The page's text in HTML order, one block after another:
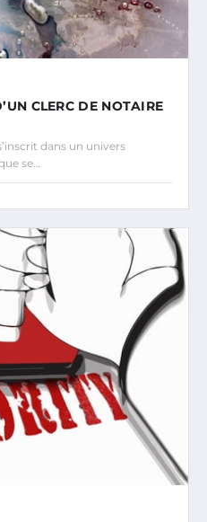
CLERC DE NOTAIRE
dans un univers
se…